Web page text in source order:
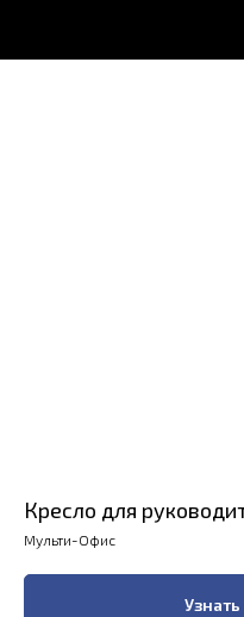
Кресло для
Мульти-Офис